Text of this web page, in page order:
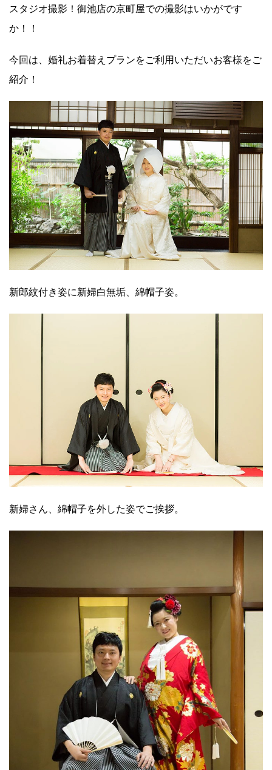
スタジオ撮影！御池店の京町屋での撮影はいかがです
か！！
今回は、婚礼お着替えプランをご利用いただいお客様をご
紹介！
新郎紋付き姿に新婦白無垢、綿帽子姿。
新婦さん、綿帽子を外した姿でご挨拶。